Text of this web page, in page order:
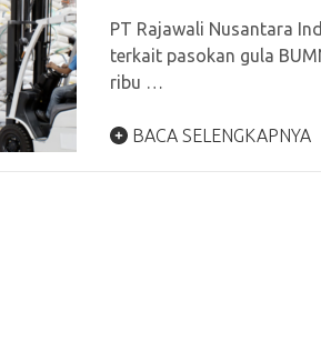
PT Rajawali Nusantara
terkait pasokan gula
ribu …
BACA SELENGKAPNYA